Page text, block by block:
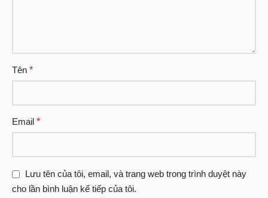
Tên *
Email *
Lưu tên của tôi, email, và trang web trong trình duyệt này
cho lần bình luận kế tiếp của tôi.